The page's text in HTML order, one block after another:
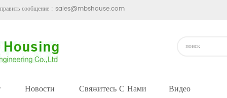
сообщение : sales@mbshouse.com
Новости Свяжитесь С Нами Видео